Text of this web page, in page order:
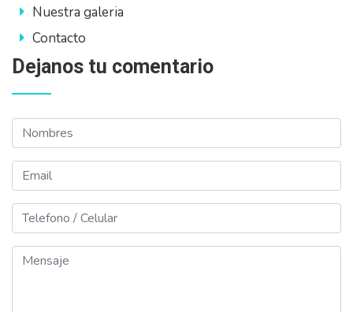
Nuestra galeria
Contacto
Dejanos tu comentario
Nombres
Email
Telefono
Mensaje